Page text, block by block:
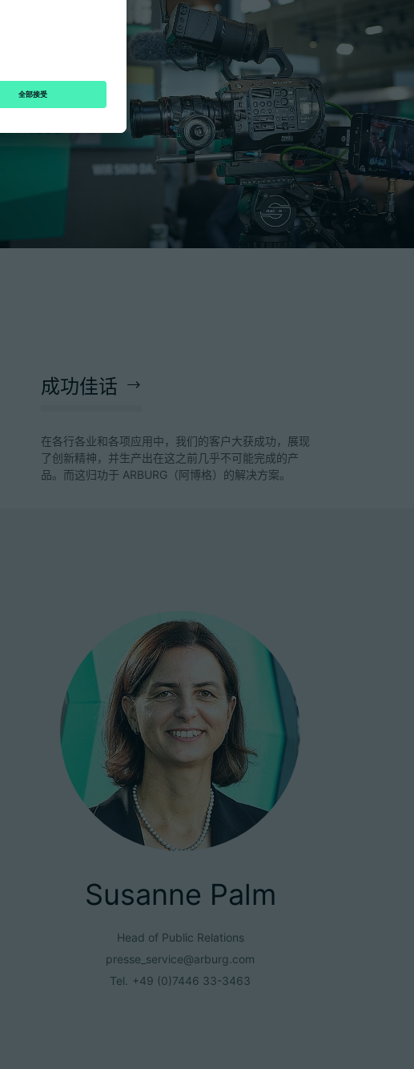
成功佳话
在各行各业和各项应用中，我们的客户大获成功，展现
了创新精神，并生产出在这之前几乎不可能完成的产
品。而这归功于 ARBURG（阿博格）的解决方案。
Susanne Palm
Head of Public Relations
presse_service@arburg.com
Tel.
+49 (0)7446 33-3463